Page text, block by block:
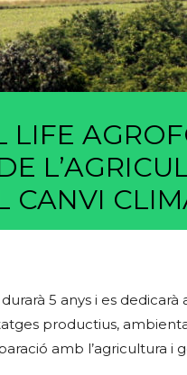
LIFE
CANVI
5 anys i es
productius,
amb l’agricultura i